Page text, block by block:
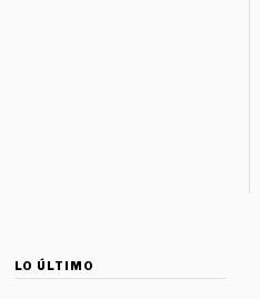
LO ÚLTIMO